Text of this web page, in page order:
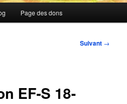
Page des dons
Suivant →
EF-S 18-